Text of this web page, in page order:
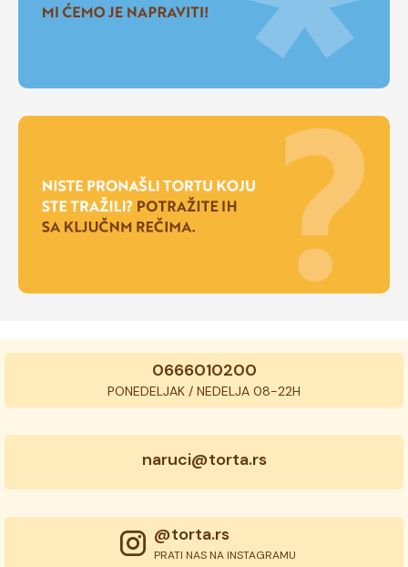
0666010200
PONEDELJAK / NEDELJA 08-22H
naruci@torta.rs
@torta.rs
PRATI NAS NA INSTAGRAMU